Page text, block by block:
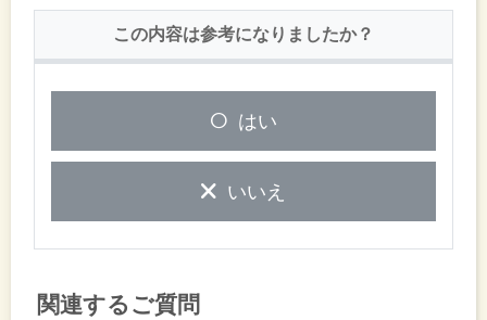
この内容は参考になりましたか？
はい
いいえ
関連するご質問